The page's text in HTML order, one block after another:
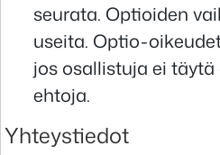
seurata. Optioiden
useita. Optio-
jos osallistuja ei
ehtoja.
Yhteystiedot